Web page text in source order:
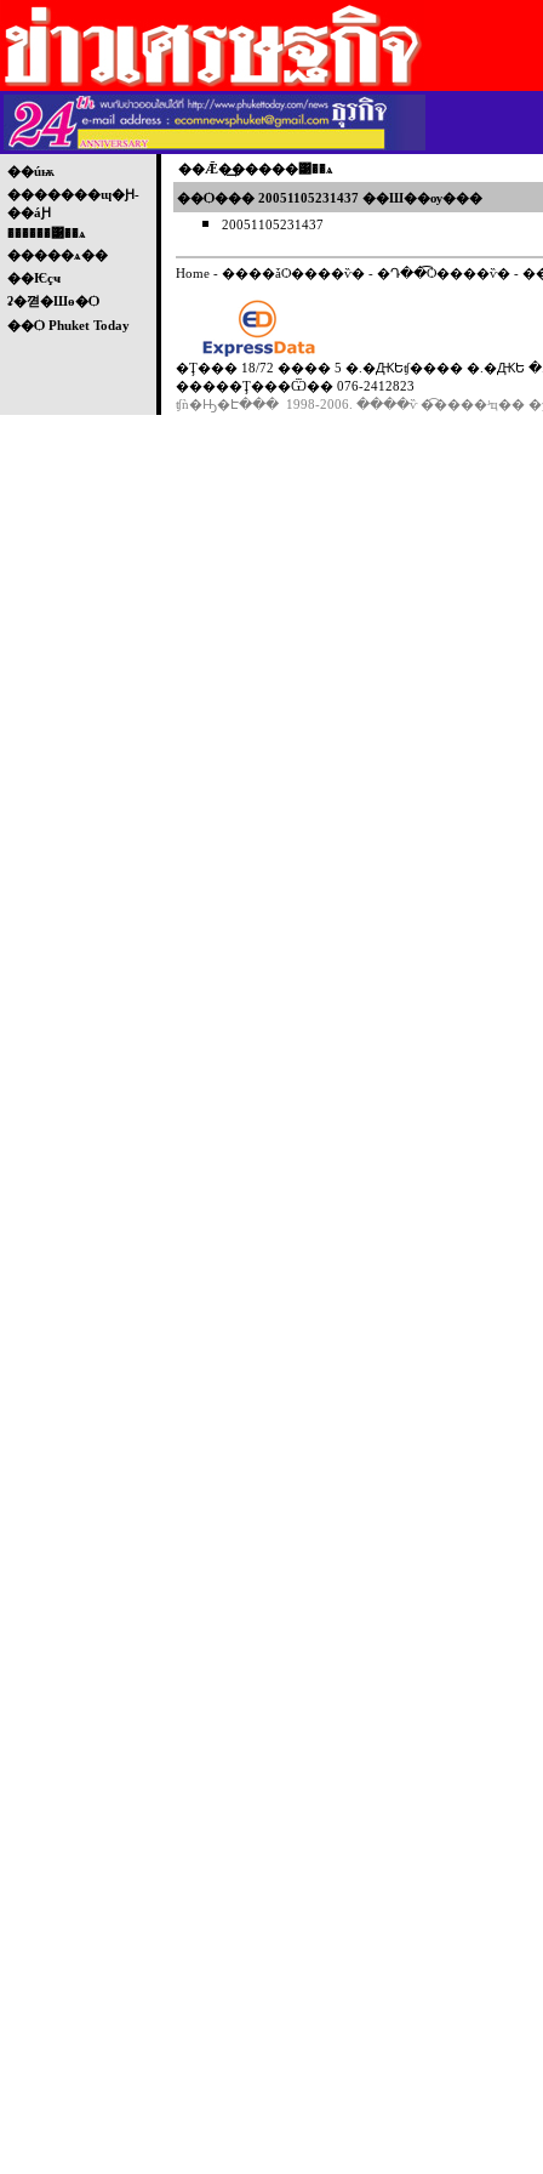
��úѭ
�������ɰ�Ԩ-
��áԨ
������͹��ѧ
�����ѧ��
��Ѥçҹ
ʡ�껻�Шө�Ѻ
��Ѻ Phuket Today
��Ǣ�͢�����͹��ѧ
��Ѻ��� 20051105231437 ��Ш��ѹ���
20051105231437
Home - ����ǡѺ����ѷ� - �Դ��͡Ѻ����ѷ� -
�Ţ��� 18/72 ���� 5 �.�ԪԵʧ���� �.�ԪԵ
�����Ţ���Ѿ�� 076-2412823
ʧǹ�Ԣ�Է��� 1998-2006. ����ѷ �͡����ʴҵ��